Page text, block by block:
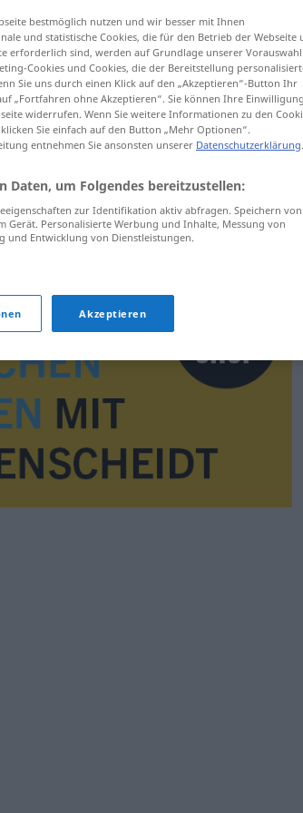
bestmöglich nutzen und wir besser mit Ihnen
und statistische Cookies, die für den Betrieb der Webseite
erforderlich sind, werden auf Grundlage unserer Vorauswahl
Cookies und Cookies, die der Bereitstellung
Sie uns durch einen Klick auf den „Akzeptieren“-Button Ihr
„Fortfahren ohne Akzeptieren“. Sie können Ihre Einwilligung
widerrufen. Wenn Sie weitere Informationen zu den
Sie einfach auf den Button „Mehr Optionen“.
entnehmen Sie ansonsten unserer Datenschutzerklärung.
Daten, um Folgendes bereitzustellen:
zur Identifikation aktiv abfragen. Speichern von
Personalisierte Werbung und Inhalte, Messung von
Entwicklung von Dienstleistungen.
Akzeptieren